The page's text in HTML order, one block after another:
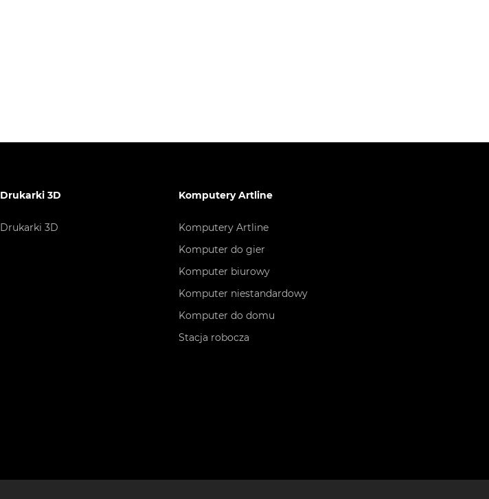
Drukarki 3D
Drukarki 3D
Komputery Artline
Komputery Artline
Komputer do gier
Komputer biurowy
Komputer niestandardowy
Komputer do domu
Stacja robocza